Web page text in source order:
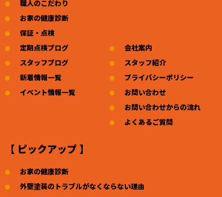
職人のこだわり
お家の健康診断
保証・点検
定期点検ブログ
スタッフブログ
新着情報一覧
イベント情報一覧
会社案内
スタッフ紹介
プライバシーポリシー
お問い合わせ
お問い合わせからの流れ
よくあるご質問
【 ピックアップ 】
お家の健康診断
外壁塗装のトラブルがなくならない理由